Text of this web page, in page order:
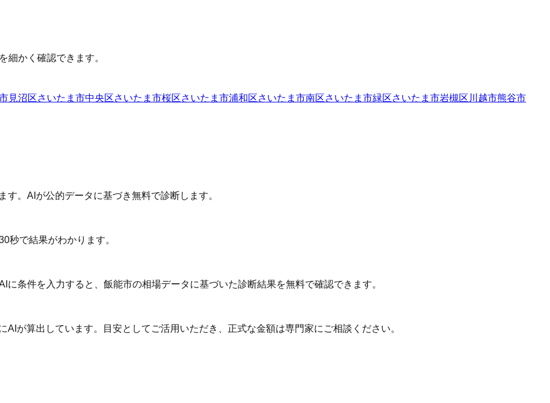
細かく確認できます。
見沼区さいたま市中央区さいたま市桜区さいたま市浦和区さいたま市南区さいたま市緑区さいたま市岩槻区 川越市熊谷市
。AIが公的データに基づき無料で診断します。
秒で結果がわかります。
条件を入力すると、飯能市の相場データに基づいた診断結果を無料で確認できます。
が算出しています。目安としてご活用いただき、正式な金額は専門家にご相談ください。